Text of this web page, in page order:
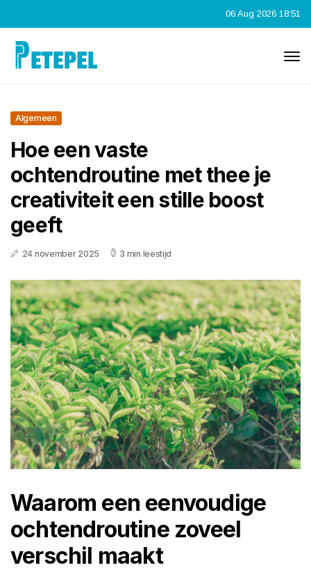
06 Aug 2026 18:51
Algemeen
Hoe een vaste
ochtendroutine met thee je
creativiteit een stille boost
geeft
24 november 2025 3 min leestijd
Waarom een eenvoudige
ochtendroutine zoveel
verschil maakt